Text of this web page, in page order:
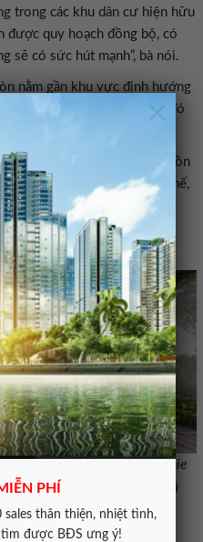
PHÍ
thân thiện, nhiệt tình,
được BĐS ưng ý!
×
trong các khu dân cư hiện hữu
được quy hoạch đồng bộ, có
sẽ có sức hút mạnh”, bà nói.
nằm gần khu vực định hướng
phía Bắc TP.HCM, trong đó
100ha.
phối, trong bối cảnh nguồn
tại khu vực này còn hạn chế,
sách thanh toán linh hoạt và
hút sự quan tâm của thị
dịch vụ khối đế, Harmonie
quan phong phú, đa tầng và
– Ảnh phối cảnh